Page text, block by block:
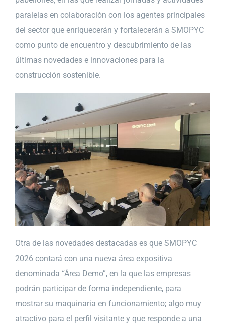
paralelas en colaboración con los agentes principales
del sector que enriquecerán y fortalecerán a SMOPYC
como punto de encuentro y descubrimiento de las
últimas novedades e innovaciones para la
construcción sostenible.
Otra de las novedades destacadas es que SMOPYC
2026 contará con una nueva área expositiva
denominada “Área Demo”, en la que las empresas
podrán participar de forma independiente, para
mostrar su maquinaria en funcionamiento; algo muy
atractivo para el perfil visitante y que responde a una